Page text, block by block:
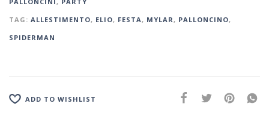
TAG: ALLESTIMENTO, ELIO, FESTA, MYLAR, PALLONCINO,
SPIDERMAN
ADD TO WISHLIST